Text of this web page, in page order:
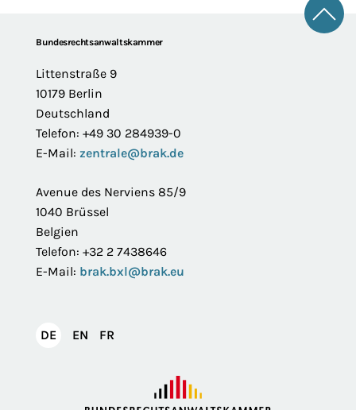
FooterBundesrechtsanwaltskammer
Littenstraße 9
10179 Berlin
Deutschland
Telefon: +49 30 284939-0
E-Mail: zentrale@brak.de
Avenue des Nerviens 85/9
1040 Brüssel
Belgien
Telefon: +32 2 7438646
E-Mail: brak.bxl@brak.eu
DEDeutsch
EN English
FR